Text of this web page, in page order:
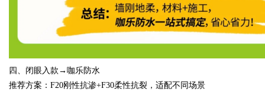
四、闭眼入款 →咖乐防水
推荐方案： F20刚性抗渗+F30柔性抗裂，适配不同场景